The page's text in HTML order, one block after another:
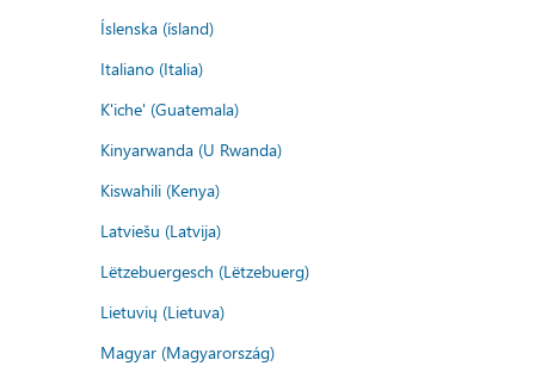
Íslenska (ísland)
Italiano (Italia)
K'iche' (Guatemala)
Kinyarwanda (U Rwanda)
Kiswahili (Kenya)
Latviešu (Latvija)
Lëtzebuergesch (Lëtzebuerg)
Lietuvių (Lietuva)
Magyar (Magyarország)